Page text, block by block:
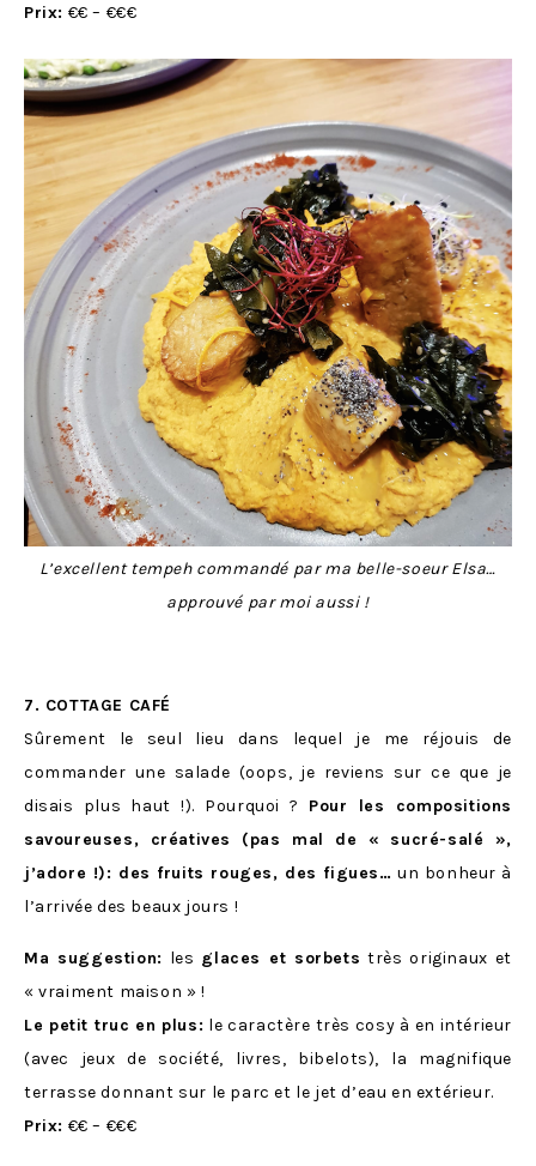
Prix: €€ – €€€
L’excellent tempeh commandé par ma belle-soeur Elsa…
approuvé par moi aussi !
7. COTTAGE CAFÉ
Sûrement le seul lieu dans lequel je me réjouis de
commander une salade (oops, je reviens sur ce que je
disais plus haut !). Pourquoi ? Pour les compositions
savoureuses, créatives (pas mal de « sucré-salé »,
j’adore !): des fruits rouges, des figues… un bonheur à
l’arrivée des beaux jours !
Ma suggestion: les glaces et sorbets très originaux et
« vraiment maison » !
Le petit truc en plus: le caractère très cosy à en intérieur
(avec jeux de société, livres, bibelots), la magnifique
terrasse donnant sur le parc et le jet d’eau en extérieur.
Prix: €€ – €€€